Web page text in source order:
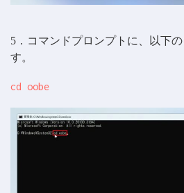
5．コマンドプロンプトに、以下
す。
cd oobe